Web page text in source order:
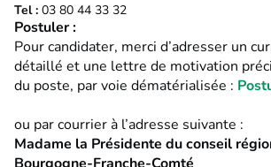
Tel : 03 80 44 33 32
Postuler :
Pour candidater, merci d’adresser un
détaillé et une lettre de motivation
du poste, par voie dématérialisée :
ou par courrier à l’adresse suivante :
Madame la Présidente du conseil